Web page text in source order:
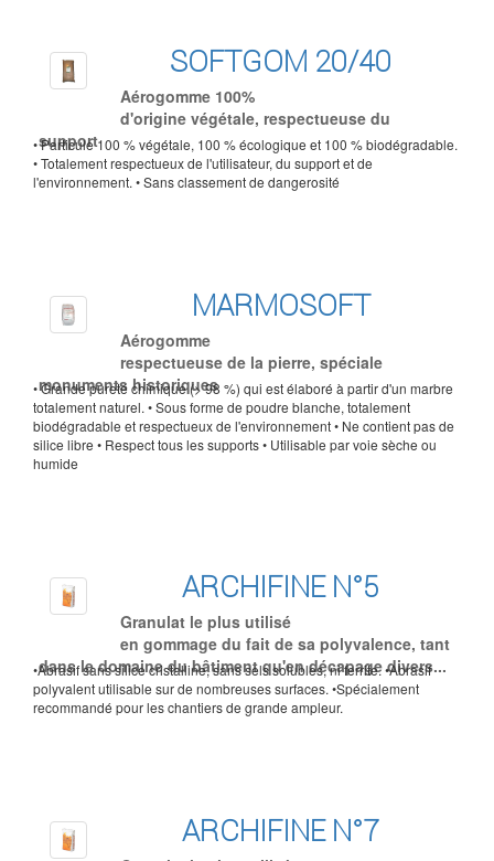
SOFTGOM 20/40
Aérogomme 100%
d'origine végétale, respectueuse du
support
• Particule 100 % végétale, 100 % écologique et 100 % biodégradable.
• Totalement respectueux de l'utilisateur, du support et de
l'environnement. • Sans classement de dangerosité
MARMOSOFT
Aérogomme
respectueuse de la pierre, spéciale
monuments historiques
• Grande pureté chimique (> 98 %) qui est élaboré à partir d'un marbre
totalement naturel. • Sous forme de poudre blanche, totalement
biodégradable et respectueux de l'environnement • Ne contient pas de
silice libre • Respect tous les supports • Utilisable par voie sèche ou
humide
ARCHIFINE N°5
Granulat le plus utilisé
en gommage du fait de sa polyvalence, tant
dans le domaine du bâtiment qu'en décapage divers...
•Abrasif sans silice cristalline, sans sels solubles, ni ferrite. •Abrasif
polyvalent utilisable sur de nombreuses surfaces. •Spécialement
recommandé pour les chantiers de grande ampleur.
ARCHIFINE N°7